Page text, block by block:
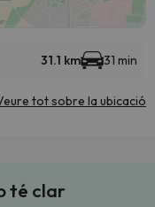
31.1 km 31 min
tot sobre la ubicació
té clar